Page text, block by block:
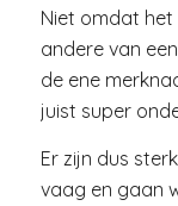
Niet omdat
andere van
de ene
juist super
Er zijn dus
vaag en gaan